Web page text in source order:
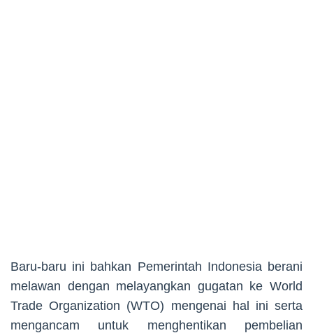
Baru-baru ini bahkan Pemerintah Indonesia berani
melawan dengan melayangkan gugatan ke World
Trade Organization (WTO) mengenai hal ini serta
mengancam untuk menghentikan pembelian